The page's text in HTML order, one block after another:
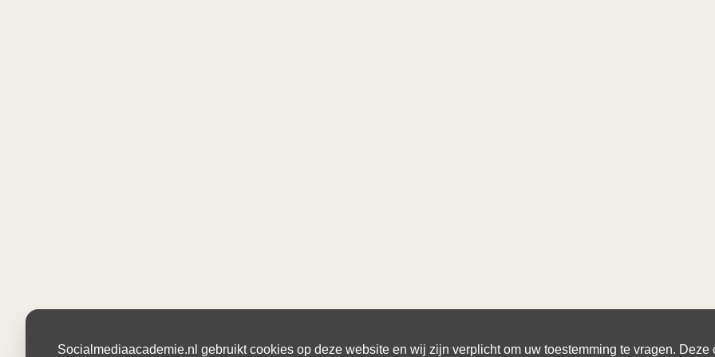
Socialmediaacademie.nl gebruikt cookies op deze website en wij zijn verplicht om uw toestemming te vragen. Deze